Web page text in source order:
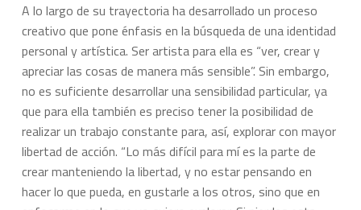
A lo largo de su trayectoria ha desarrollado un proceso
creativo que pone énfasis en la búsqueda de una identidad
personal y artística. Ser artista para ella es “ver, crear y
apreciar las cosas de manera más sensible”. Sin embargo,
no es suficiente desarrollar una sensibilidad particular, ya
que para ella también es preciso tener la posibilidad de
realizar un trabajo constante para, así, explorar con mayor
libertad de acción. “Lo más difícil para mí es la parte de
crear manteniendo la libertad, y no estar pensando en
hacer lo que pueda, en gustarle a los otros, sino que en